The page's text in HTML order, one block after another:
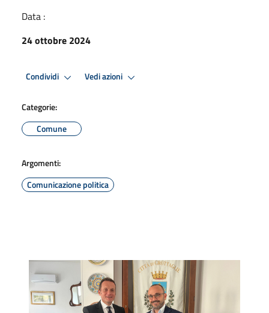
Data :
24 ottobre 2024
Condividi Vedi azioni
Categorie:
Comune
Argomenti:
Comunicazione politica